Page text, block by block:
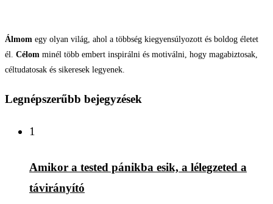
Álmom egy olyan világ, ahol a többség kiegyensúlyozott és boldog életet
él. Célom minél több embert inspirálni és motiválni, hogy magabiztosak,
céltudatosak és sikeresek legyenek.
Legnépszerűbb bejegyzések
1
Amikor a tested pánikba esik, a lélegzeted a
távirányító